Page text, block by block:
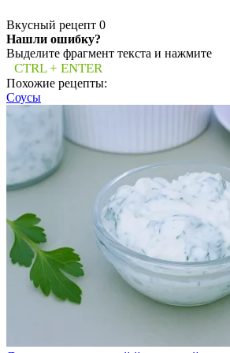
Вкусный рецепт 0
Нашли ошибку?
Выделите фрагмент текста и нажмите
CTRL + ENTER
Похожие рецепты:
Соусы